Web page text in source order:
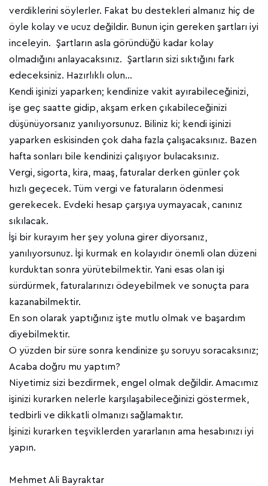
verdiklerini söylerler. Fakat bu destekleri almanız hiç de
öyle kolay ve ucuz değildir. Bunun için gereken şartları iyi
inceleyin. Şartların asla göründüğü kadar kolay
olmadığını anlayacaksınız. Şartların sizi sıktığını fark
edeceksiniz. Hazırlıklı olun…
Kendi işinizi yaparken; kendinize vakit ayırabileceğinizi,
işe geç saatte gidip, akşam erken çıkabileceğinizi
düşünüyorsanız yanılıyorsunuz. Biliniz ki; kendi işinizi
yaparken eskisinden çok daha fazla çalışacaksınız. Bazen
hafta sonları bile kendinizi çalışıyor bulacaksınız.
Vergi, sigorta, kira, maaş, faturalar derken günler çok
hızlı geçecek. Tüm vergi ve faturaların ödenmesi
gerekecek. Evdeki hesap çarşıya uymayacak, canınız
sıkılacak.
İşi bir kurayım her şey yoluna girer diyorsanız,
yanılıyorsunuz. İşi kurmak en kolayıdır önemli olan düzeni
kurduktan sonra yürütebilmektir. Yani esas olan işi
sürdürmek, faturalarınızı ödeyebilmek ve sonuçta para
kazanabilmektir.
En son olarak yaptığınız işte mutlu olmak ve başardım
diyebilmektir.
O yüzden bir süre sonra kendinize şu soruyu soracaksınız;
Acaba doğru mu yaptım?
Niyetimiz sizi bezdirmek, engel olmak değildir. Amacımız
işinizi kurarken nelerle karşılaşabileceğinizi göstermek,
tedbirli ve dikkatli olmanızı sağlamaktır.
İşinizi kurarken teşviklerden yararlanın ama hesabınızı iyi
yapın.
Mehmet Ali Bayraktar